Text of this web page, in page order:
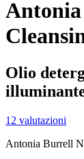
Olio
12 valutazioni
Antonia Burrell